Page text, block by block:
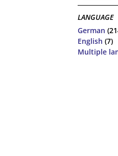
LANGUAGE
German
English (7)
Multiple